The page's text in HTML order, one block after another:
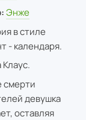
Энже
в стиле
- календаря.
смерти
девушка
оставляя